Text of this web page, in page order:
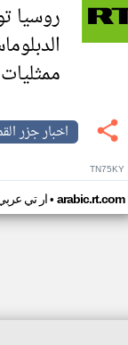
روسيا
ممثليات في 4
اخبار جزر
TN75KY
ار تي• arabic.rt.com